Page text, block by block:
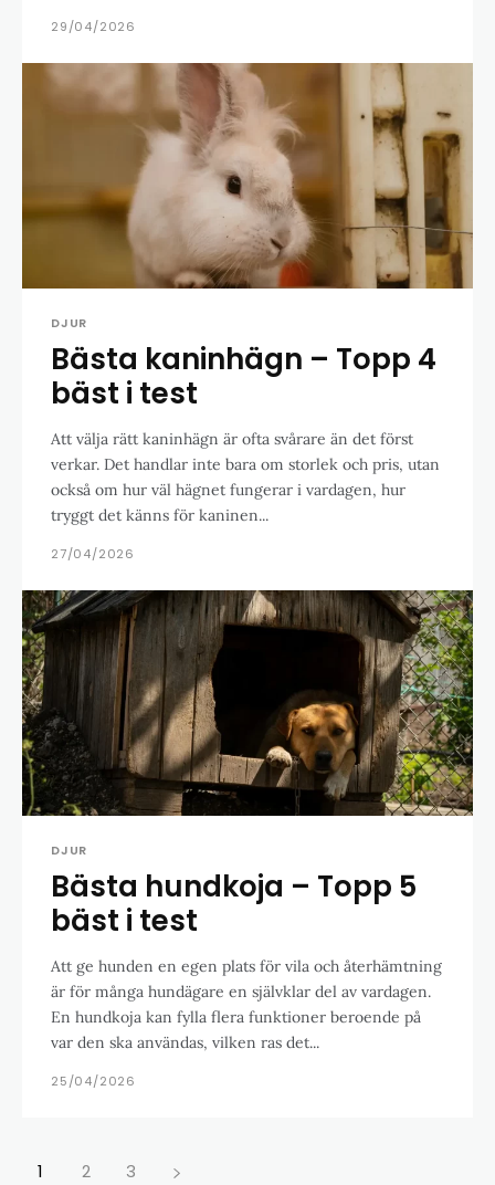
29/04/2026
DJUR
Bästa kaninhägn – Topp 4
bäst i test
Att välja rätt kaninhägn är ofta svårare än det först
verkar. Det handlar inte bara om storlek och pris, utan
också om hur väl hägnet fungerar i vardagen, hur
tryggt det känns för kaninen...
27/04/2026
DJUR
Bästa hundkoja – Topp 5
bäst i test
Att ge hunden en egen plats för vila och återhämtning
är för många hundägare en självklar del av vardagen.
En hundkoja kan fylla flera funktioner beroende på
var den ska användas, vilken ras det...
25/04/2026
1 2 3